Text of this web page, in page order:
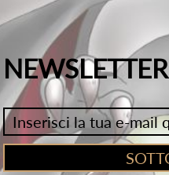
NEWSLETTER